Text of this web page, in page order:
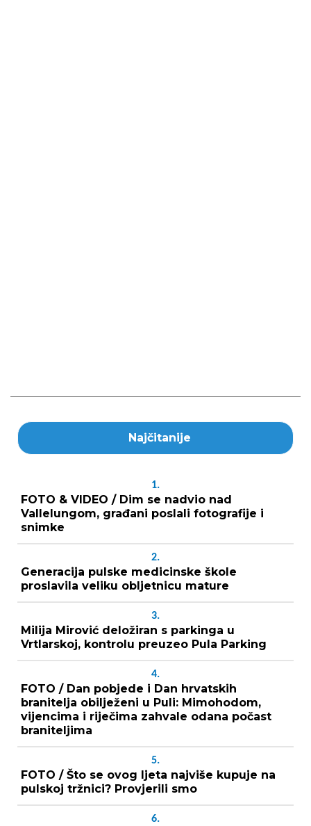
Najčitanije
1.
FOTO & VIDEO / Dim se nadvio nad
Vallelungom, građani poslali fotografije i
snimke
2.
Generacija pulske medicinske škole
proslavila veliku obljetnicu mature
3.
Milija Mirović deložiran s parkinga u
Vrtlarskoj, kontrolu preuzeo Pula Parking
4.
FOTO / Dan pobjede i Dan hrvatskih
branitelja obilježeni u Puli: Mimohodom,
vijencima i riječima zahvale odana počast
braniteljima
5.
FOTO / Što se ovog ljeta najviše kupuje na
pulskoj tržnici? Provjerili smo
6.